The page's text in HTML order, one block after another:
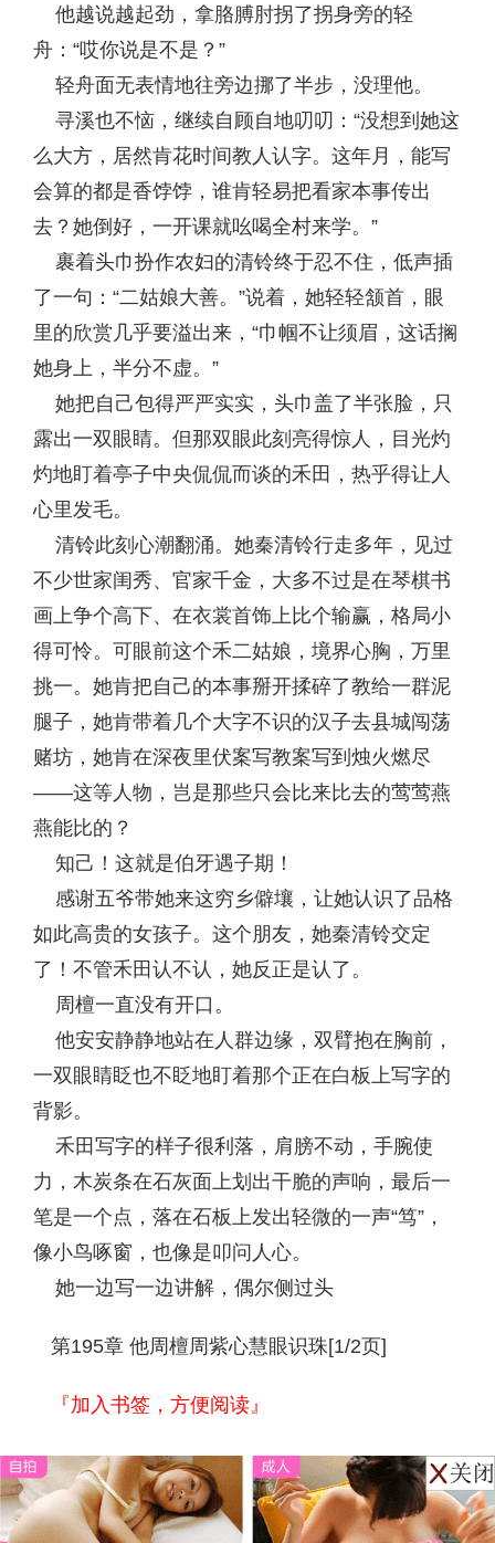
他越说越起劲，拿胳膊肘拐了拐身旁的轻
舟：“哎你说是不是？”
轻舟面无表情地往旁边挪了半步，没理他。
寻溪也不恼，继续自顾自地叨叨：“没想到她这
么大方，居然肯花时间教人认字。这年月，能写
会算的都是香饽饽，谁肯轻易把看家本事传出
去？她倒好，一开课就吆喝全村来学。”
裹着头巾扮作农妇的清铃终于忍不住，低声插
了一句：“二姑娘大善。”说着，她轻轻颔首，眼
里的欣赏几乎要溢出来，“巾帼不让须眉，这话搁
她身上，半分不虚。”
她把自己包得严严实实，头巾盖了半张脸，只
露出一双眼睛。但那双眼此刻亮得惊人，目光灼
灼地盯着亭子中央侃侃而谈的禾田，热乎得让人
心里发毛。
清铃此刻心潮翻涌。她秦清铃行走多年，见过
不少世家闺秀、官家千金，大多不过是在琴棋书
画上争个高下、在衣裳首饰上比个输赢，格局小
得可怜。可眼前这个禾二姑娘，境界心胸，万里
挑一。她肯把自己的本事掰开揉碎了教给一群泥
腿子，她肯带着几个大字不识的汉子去县城闯荡
赌坊，她肯在深夜里伏案写教案写到烛火燃尽
——这等人物，岂是那些只会比来比去的莺莺燕
燕能比的？
知己！这就是伯牙遇子期！
感谢五爷带她来这穷乡僻壤，让她认识了品格
如此高贵的女孩子。这个朋友，她秦清铃交定
了！不管禾田认不认，她反正是认了。
周檀一直没有开口。
他安安静静地站在人群边缘，双臂抱在胸前，
一双眼睛眨也不眨地盯着那个正在白板上写字的
背影。
禾田写字的样子很利落，肩膀不动，手腕使
力，木炭条在石灰面上划出干脆的声响，最后一
笔是一个点，落在石板上发出轻微的一声“笃”，
像小鸟啄窗，也像是叩问人心。
她一边写一边讲解，偶尔侧过头
第195章 他周檀周紫心慧眼识珠[1/2页]
『加入书签，方便阅读』